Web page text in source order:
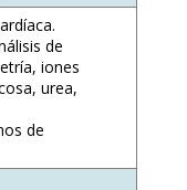
de
iones
urea,
de